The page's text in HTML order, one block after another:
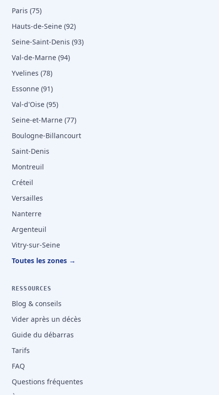
Paris (75)
Hauts-de-Seine (92)
Seine-Saint-Denis (93)
Val-de-Marne (94)
Yvelines (78)
Essonne (91)
Val-d'Oise (95)
Seine-et-Marne (77)
Boulogne-Billancourt
Saint-Denis
Montreuil
Créteil
Versailles
Nanterre
Argenteuil
Vitry-sur-Seine
Toutes les zones →
RESSOURCES
Blog & conseils
Vider après un décès
Guide du débarras
Tarifs
FAQ
Questions fréquentes